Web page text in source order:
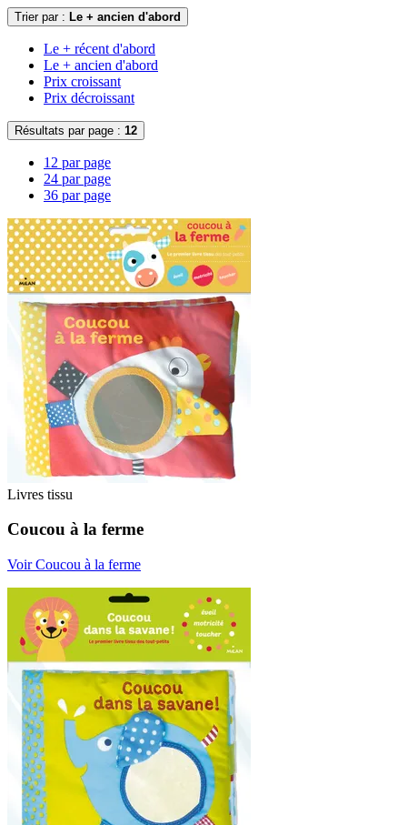
Trier par : Le + ancien d'abord
Le + récent d'abord
Le + ancien d'abord
Prix croissant
Prix décroissant
Résultats par page : 12
12 par page
24 par page
36 par page
Livres tissu
Coucou à la ferme
Voir Coucou à la ferme